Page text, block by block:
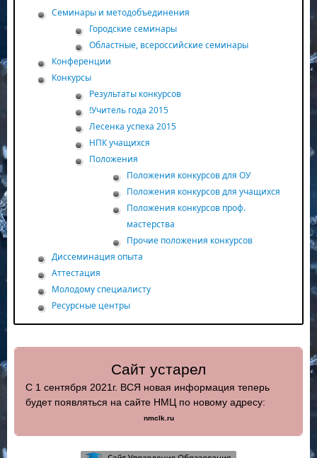
Семинары и методобъединения
Городские семинары
Областные, всероссийские семинары
Конференции
Конкурсы
Результаты конкурсов
!Учитель года 2015
Лесенка успеха 2015
НПК учащихся
Положения
Положения конкурсов для ОУ
Положения конкурсов для учащихся
Положения конкурсов проф.
мастерства
Прочие положения конкурсов
Диссеминация опыта
Аттестация
Молодому специалисту
Ресурсные центры
Сайт устарел
С 1 сентября 2021г. ВСЯ новая информация теперь
будет появляться на сайте НМЦ по новому адресу:
nmclk.ru